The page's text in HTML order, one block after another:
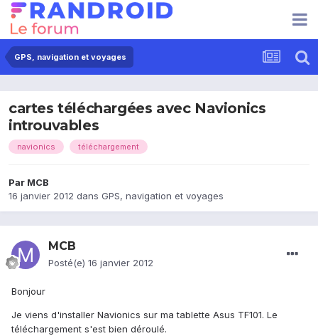
GPS, navigation et voyages
cartes téléchargées avec Navionics
introuvables
navionics téléchargement
Par MCB
16 janvier 2012 dans GPS, navigation et voyages
MCB
Posté(e) 16 janvier 2012
Bonjour
Je viens d'installer Navionics sur ma tablette Asus TF101. Le
téléchargement s'est bien déroulé.